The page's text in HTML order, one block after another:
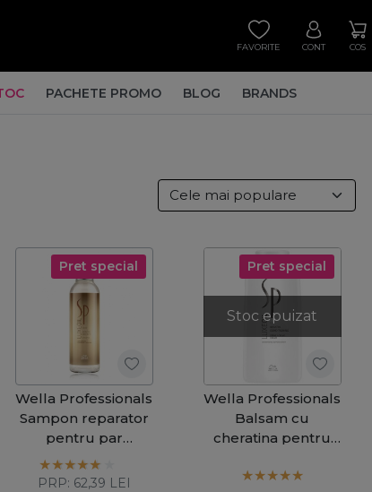
FAVORITE CONT COS
PACHETE PROMO BLOG BRANDS
Pret special
Wella Professionals
Sampon reparator
pentru par
deteriorat SP Luxe
Oil Keratin Protect
PRP: 62,39 LEI
Stoc epuizat
Pret special
Wella Professionals
Balsam cu
cheratina pentru
Luxe Oil Keratin